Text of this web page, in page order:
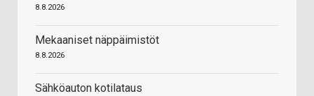
8.8.2026
Mekaaniset näppäimistöt
8.8.2026
Sähköauton kotilataus